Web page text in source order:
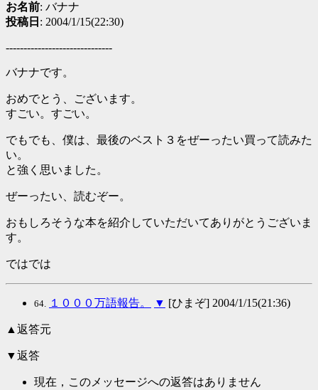
お名前: バナナ
投稿日 : 2004/1/15(22:30)
------------------------------
バナナです。
おめでとう、ございます。
すごい。すごい。
でもでも、僕は、最後のベスト３をぜーったい買って読みた
い。
と強く思いました。
ぜーったい、読むぞー。
おもしろそうな本を紹介していただいてありがとうございま
す。
ではでは
64. １０００万語報告。 ▼ [ひまぞ] 2004/1/15(21:36)
▲返答元
▼返答
現在，このメッセージへの返答はありません